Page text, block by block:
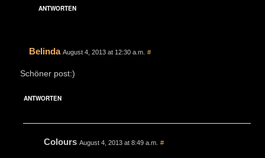
ANTWORTEN
Belinda August 4, 2013 at 12:30 a.m. #
Schöner post:)
ANTWORTEN
Colours August 4, 2013 at 8:49 a.m. #